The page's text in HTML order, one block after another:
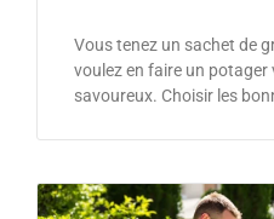
Vous tenez un sachet de
voulez en faire un
savoureux. Choisir les